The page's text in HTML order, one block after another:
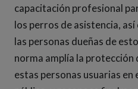
capacitación profesional
los perros de asistencia,
las personas dueñas de
norma amplía la protección
estas personas usuarias